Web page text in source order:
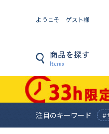
ようこそ ゲスト様
注目のキーワード #